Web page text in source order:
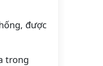
được
trong